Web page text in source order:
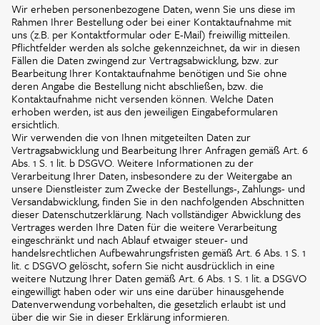
Wir erheben personenbezogene Daten, wenn Sie uns diese im
Rahmen Ihrer Bestellung oder bei einer Kontaktaufnahme mit
uns (z.B. per Kontaktformular oder E-Mail) freiwillig mitteilen.
Pflichtfelder werden als solche gekennzeichnet, da wir in diesen
Fällen die Daten zwingend zur Vertragsabwicklung, bzw. zur
Bearbeitung Ihrer Kontaktaufnahme benötigen und Sie ohne
deren Angabe die Bestellung nicht abschließen, bzw. die
Kontaktaufnahme nicht versenden können. Welche Daten
erhoben werden, ist aus den jeweiligen Eingabeformularen
ersichtlich.
Wir verwenden die von Ihnen mitgeteilten Daten zur
Vertragsabwicklung und Bearbeitung Ihrer Anfragen gemäß Art. 6
Abs. 1 S. 1 lit. b DSGVO. Weitere Informationen zu der
Verarbeitung Ihrer Daten, insbesondere zu der Weitergabe an
unsere Dienstleister zum Zwecke der Bestellungs-, Zahlungs- und
Versandabwicklung, finden Sie in den nachfolgenden Abschnitten
dieser Datenschutzerklärung. Nach vollständiger Abwicklung des
Vertrages werden Ihre Daten für die weitere Verarbeitung
eingeschränkt und nach Ablauf etwaiger steuer- und
handelsrechtlichen Aufbewahrungsfristen gemäß Art. 6 Abs. 1 S. 1
lit. c DSGVO gelöscht, sofern Sie nicht ausdrücklich in eine
weitere Nutzung Ihrer Daten gemäß Art. 6 Abs. 1 S. 1 lit. a DSGVO
eingewilligt haben oder wir uns eine darüber hinausgehende
Datenverwendung vorbehalten, die gesetzlich erlaubt ist und
über die wir Sie in dieser Erklärung informieren.